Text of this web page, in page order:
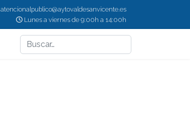
atencionalpublico@aytovaldesanvicente.es
Lunes a viernes de 9:00h a 14:00h
Buscar